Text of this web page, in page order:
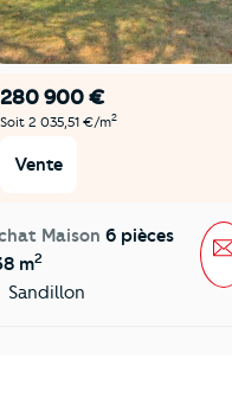
280 900 €
Soit 2 035,51 €/m2
Vente
Maison 6 pièces
m2
Sandillon